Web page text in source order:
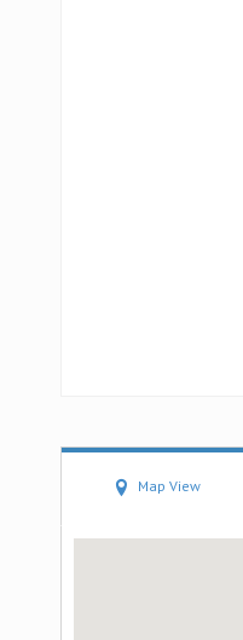
Map View